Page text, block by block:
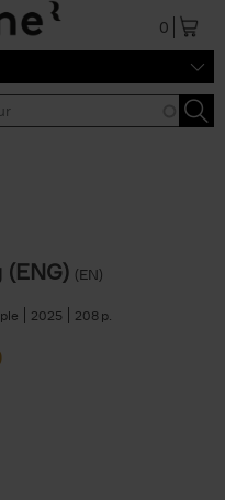
0
(EN)
2025 208